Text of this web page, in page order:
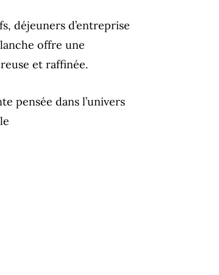
déjeuners d’entreprise
offre une
et raffinée.
pensée dans l’univers